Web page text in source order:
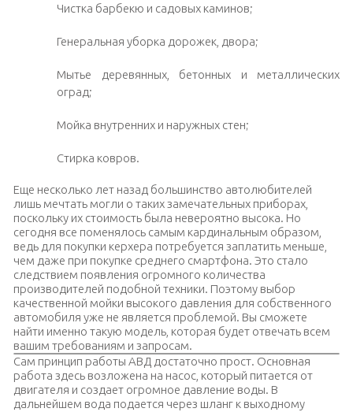
Чистка барбекю и садовых каминов;
Генеральная уборка дорожек, двора;
Мытье деревянных, бетонных и металлических
оград;
Мойка внутренних и наружных стен;
Стирка ковров.
Еще несколько лет назад большинство автолюбителей
лишь мечтать могли о таких замечательных приборах,
поскольку их стоимость была невероятно высока. Но
сегодня все поменялось самым кардинальным образом,
ведь для покупки керхера потребуется заплатить меньше,
чем даже при покупке среднего смартфона. Это стало
следствием появления огромного количества
производителей подобной техники. Поэтому выбор
качественной мойки высокого давления для собственного
автомобиля уже не является проблемой. Вы сможете
найти именно такую модель, которая будет отвечать всем
вашим требованиям и запросам.
Сам принцип работы АВД достаточно прост. Основная
работа здесь возложена на насос, который питается от
двигателя и создает огромное давление воды. В
дальнейшем вода подается через шланг к выходному